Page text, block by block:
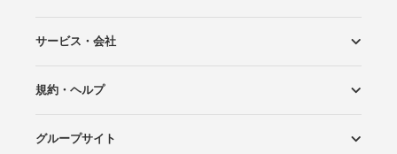
Wedding Photo マガジン
はじめてガイド
サービス・会社
Photoraitとは
スタジオの掲載について
お問い合わせ
運営会社
サイトマップ
規約・ヘルプ
プライバシーポリシー
利用規約
ヘルプ
グループサイト